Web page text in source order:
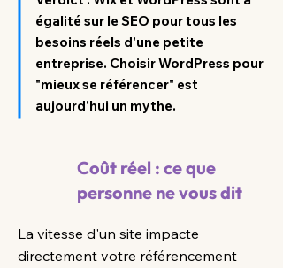
égalité sur le SEO pour tous les
besoins réels d'une petite
entreprise. Choisir WordPress pour
"mieux se référencer" est
aujourd'hui un mythe.
Coût réel : ce que
personne ne vous dit
La vitesse d'un site impacte
directement votre référencement